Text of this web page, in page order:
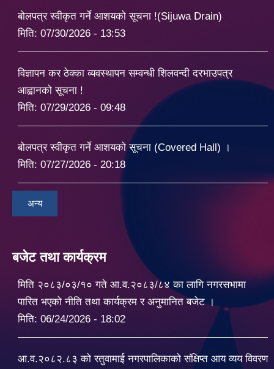
बोलपत्र स्वीकृत गर्ने आशयको सूचना !(Sijuwa Drain)
मिति: 07/30/2026 - 13:53
विज्ञापन कर ठेक्का व्यवस्थापन सम्वन्धी शिलवन्दी दरभाउपत्र
आह्वानको सूचना !
मिति: 07/29/2026 - 09:48
बोलपत्र स्वीकृत गर्ने आशयको सूचना (Covered Hall) ।
मिति: 07/27/2026 - 20:18
अन्य
बजेट तथा कार्यक्रम
मिति २०८३/०३/१० गते आ.व.२०८३/८४ का लागि नगरसभामा
पारित भएको नीति तथा कार्यक्रम र अनुमानित बजेट ।
मिति: 06/24/2026 - 18:02
आ.व.२०८२.८३ को रतुवामाई नगरपालिकाको संक्षिप्त आय व्यय विवरण